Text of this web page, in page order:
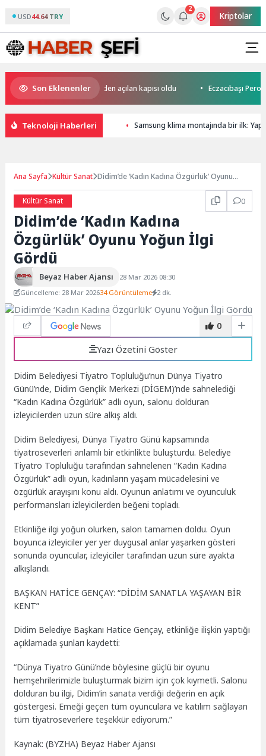
USD44.64 TRY
2
Kriptolar
Son Eklenenler
Semt Merkezi hayata yeniden açılan kapısı oldu Eczacıbaşı Peron
Teknoloji Haberleri Samsung klima montajında bir ilk:
Ana Sayfa Kültür Sanat Didim’de ‘Kadın Kadına Özgürlük’ Oyunu
Kültür Sanat
0
Didim’de ‘Kadın Kadına
Özgürlük’ Oyunu Yoğun İlgi
Gördü
Beyaz Haber Ajansı
28 Mar 2026 08:30
Güncelleme: 28 Mar 202634 Görüntüleme 2 dk.
0
Yazı Özetini Göster
Didim Belediyesi Tiyatro Topluluğu’nun Dünya Tiyatro
Günü’nde, Didim Gençlik Merkezi (DİGEM)’nde sahnelediği
“Kadın Kadına Özgürlük” adlı oyun, salonu dolduran
izleyicilerden uzun süre alkış aldı.
Didim Belediyesi, Dünya Tiyatro Günü kapsamında
tiyatroseverleri anlamlı bir etkinlikte buluşturdu. Belediye
Tiyatro Topluluğu tarafından sahnelenen “Kadın Kadına
Özgürlük” adlı oyun, kadınların yaşam mücadelesini ve
özgürlük arayışını konu aldı. Oyunun anlatımı ve oyunculuk
performansları izleyicilerden beğeni topladı.
Etkinliğe ilgi yoğun olurken, salon tamamen doldu. Oyun
boyunca izleyiciler yer yer duygusal anlar yaşarken gösteri
sonunda oyuncular, izleyiciler tarafından uzun süre ayakta
alkışlandı.
BAŞKAN HATİCE GENÇAY: “DİDİM SANATLA YAŞAYAN BİR
KENT”
Didim Belediye Başkanı Hatice Gençay, etkinliğe ilişkin yaptığı
açıklamada şunları kaydetti:
“Dünya Tiyatro Günü’nde böylesine güçlü bir oyunu
hemşehrilerimizle buluşturmak bizim için çok kıymetli. Salonu
dolduran bu ilgi, Didim’in sanata verdiği değerin en açık
göstergesi. Emeği geçen tüm oyunculara ve katılım sağlayan
tüm tiyatroseverlere teşekkür ediyorum.”
Kaynak: (BYZHA) Beyaz Haber Ajansı